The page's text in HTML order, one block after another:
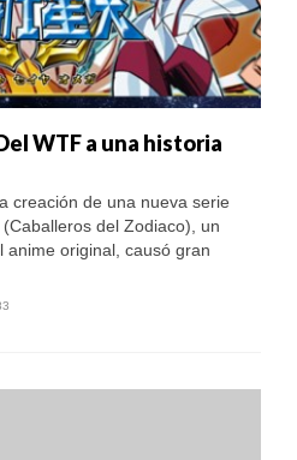
WTF a una historia
creación de una nueva serie
del Zodiaco), un
anime original, causó gran